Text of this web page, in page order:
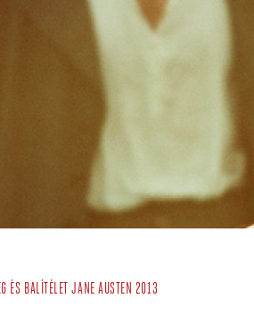
ÉS BALÍTÉLET JANE AUSTEN 2013